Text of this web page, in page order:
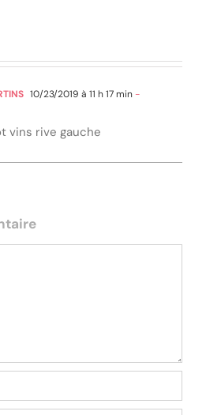
10/23/2019 à 11 h 17 min -
vins rive gauche